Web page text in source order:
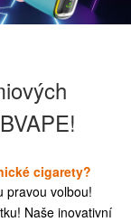
cigarety?
pravou volbou!
Naše inovativní